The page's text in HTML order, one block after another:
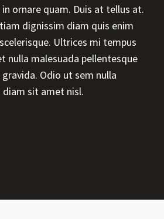
ornare quam. Duis at tellus at.
dignissim diam quis enim
Ultrices mi tempus
nulla malesuada pellentesque
Odio ut sem nulla
diam sit amet nisl.